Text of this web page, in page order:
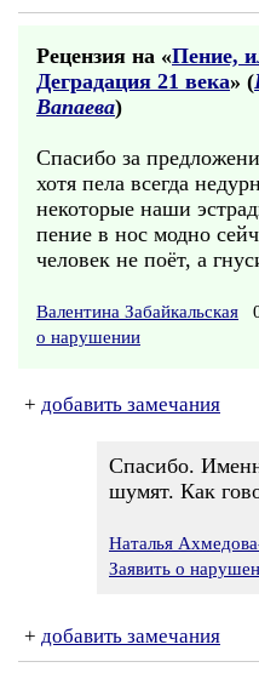
Рецензия на «Пение,
Деградация 21 века» (
Вапаева)
Спасибо за
хотя пела всегда
некоторые наши
пение в нос модно
человек не поёт, а
Валентина Забайкальская
о нарушении
+ добавить замечания
Спасибо.
шумят. Как
Наталья
Заявить о
+ добавить замечания